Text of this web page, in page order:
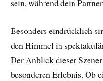
sein, während dein
Besonders eindrücklich
den Himmel in
Der Anblick dieser
besonderen Erlebnis. Ob